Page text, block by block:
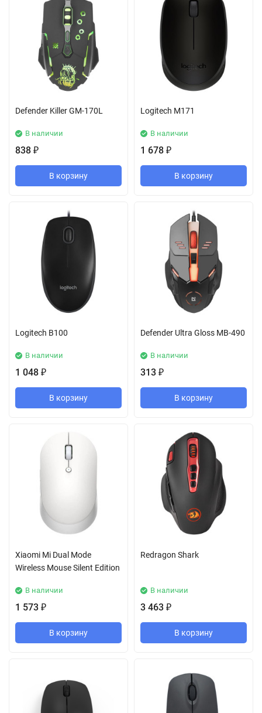
Defender Killer GM-170L
В наличии
838 ₽
В корзину
Logitech M171
В наличии
1 678 ₽
В корзину
Logitech B100
В наличии
1 048 ₽
В корзину
Defender Ultra Gloss MB-490
В наличии
313 ₽
В корзину
Xiaomi Mi Dual Mode
Wireless Mouse Silent Edition
В наличии
1 573 ₽
В корзину
Redragon Shark
В наличии
3 463 ₽
В корзину